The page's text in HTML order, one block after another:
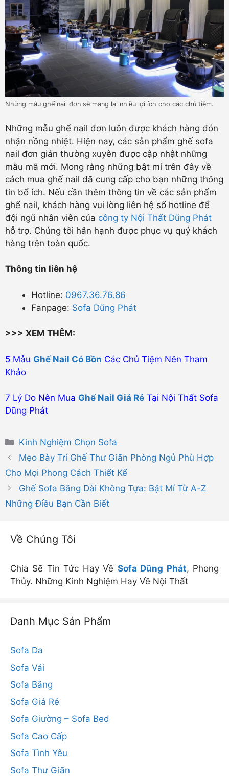
Những mẫu ghế nail đơn sẽ mang lại nhiều lợi ích cho các chủ tiệm.
Những mẫu ghế nail đơn luôn được khách hàng đón
nhận nồng nhiệt. Hiện nay, các sản phẩm ghế sofa
nail đơn giản thường xuyên được cập nhật những
mẫu mã mới. Mong rằng những bật mí trên đây về
cách mua ghế nail đã cung cấp cho bạn những thông
tin bổ ích. Nếu cần thêm thông tin về các sản phẩm
ghế nail, khách hàng vui lòng liên hệ số hotline để
đội ngũ nhân viên của công ty Nội Thất Dũng Phát
hỗ trợ. Chúng tôi hân hạnh được phục vụ quý khách
hàng trên toàn quốc.
Thông tin liên hệ
Hotline: 0967.36.76.86
Fanpage: Sofa Dũng Phát
>>> XEM THÊM:
5 Mẫu Ghế Nail Có Bồn Các Chủ Tiệm Nên Tham
Khảo
7 Lý Do Nên Mua Ghế Nail Giá Rẻ Tại Nội Thất Sofa
Dũng Phát
Danh
mục
Kinh Nghiệm Chọn Sofa
Mẹo Bày Trí Ghế Thư Giãn Phòng Ngủ Phù Hợp
Cho Mọi Phong Cách Thiết Kế
Ghế Sofa Băng Dài Không Tựa: Bật Mí Từ A-Z
Những Điều Bạn Cần Biết
Về Chúng Tôi
Chia Sẽ Tin Tức Hay Về Sofa Dũng Phát, Phong
Thủy. Những Kinh Nghiệm Hay Về Nội Thất
Danh Mục Sản Phẩm
Sofa Da
Sofa Vải
Sofa Băng
Sofa Giá Rẻ
Sofa Giường – Sofa Bed
Sofa Cao Cấp
Sofa Tình Yêu
Sofa Thư Giãn